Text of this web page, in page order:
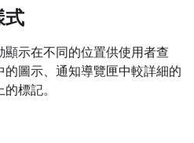
式
示在不同的位置供使用者查
圖示、通知導覽匣中較詳細的
標記。